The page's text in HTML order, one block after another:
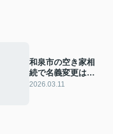
和泉市の空き家相
続で名義変更は必
要？手続きの流れ
2026.03.11